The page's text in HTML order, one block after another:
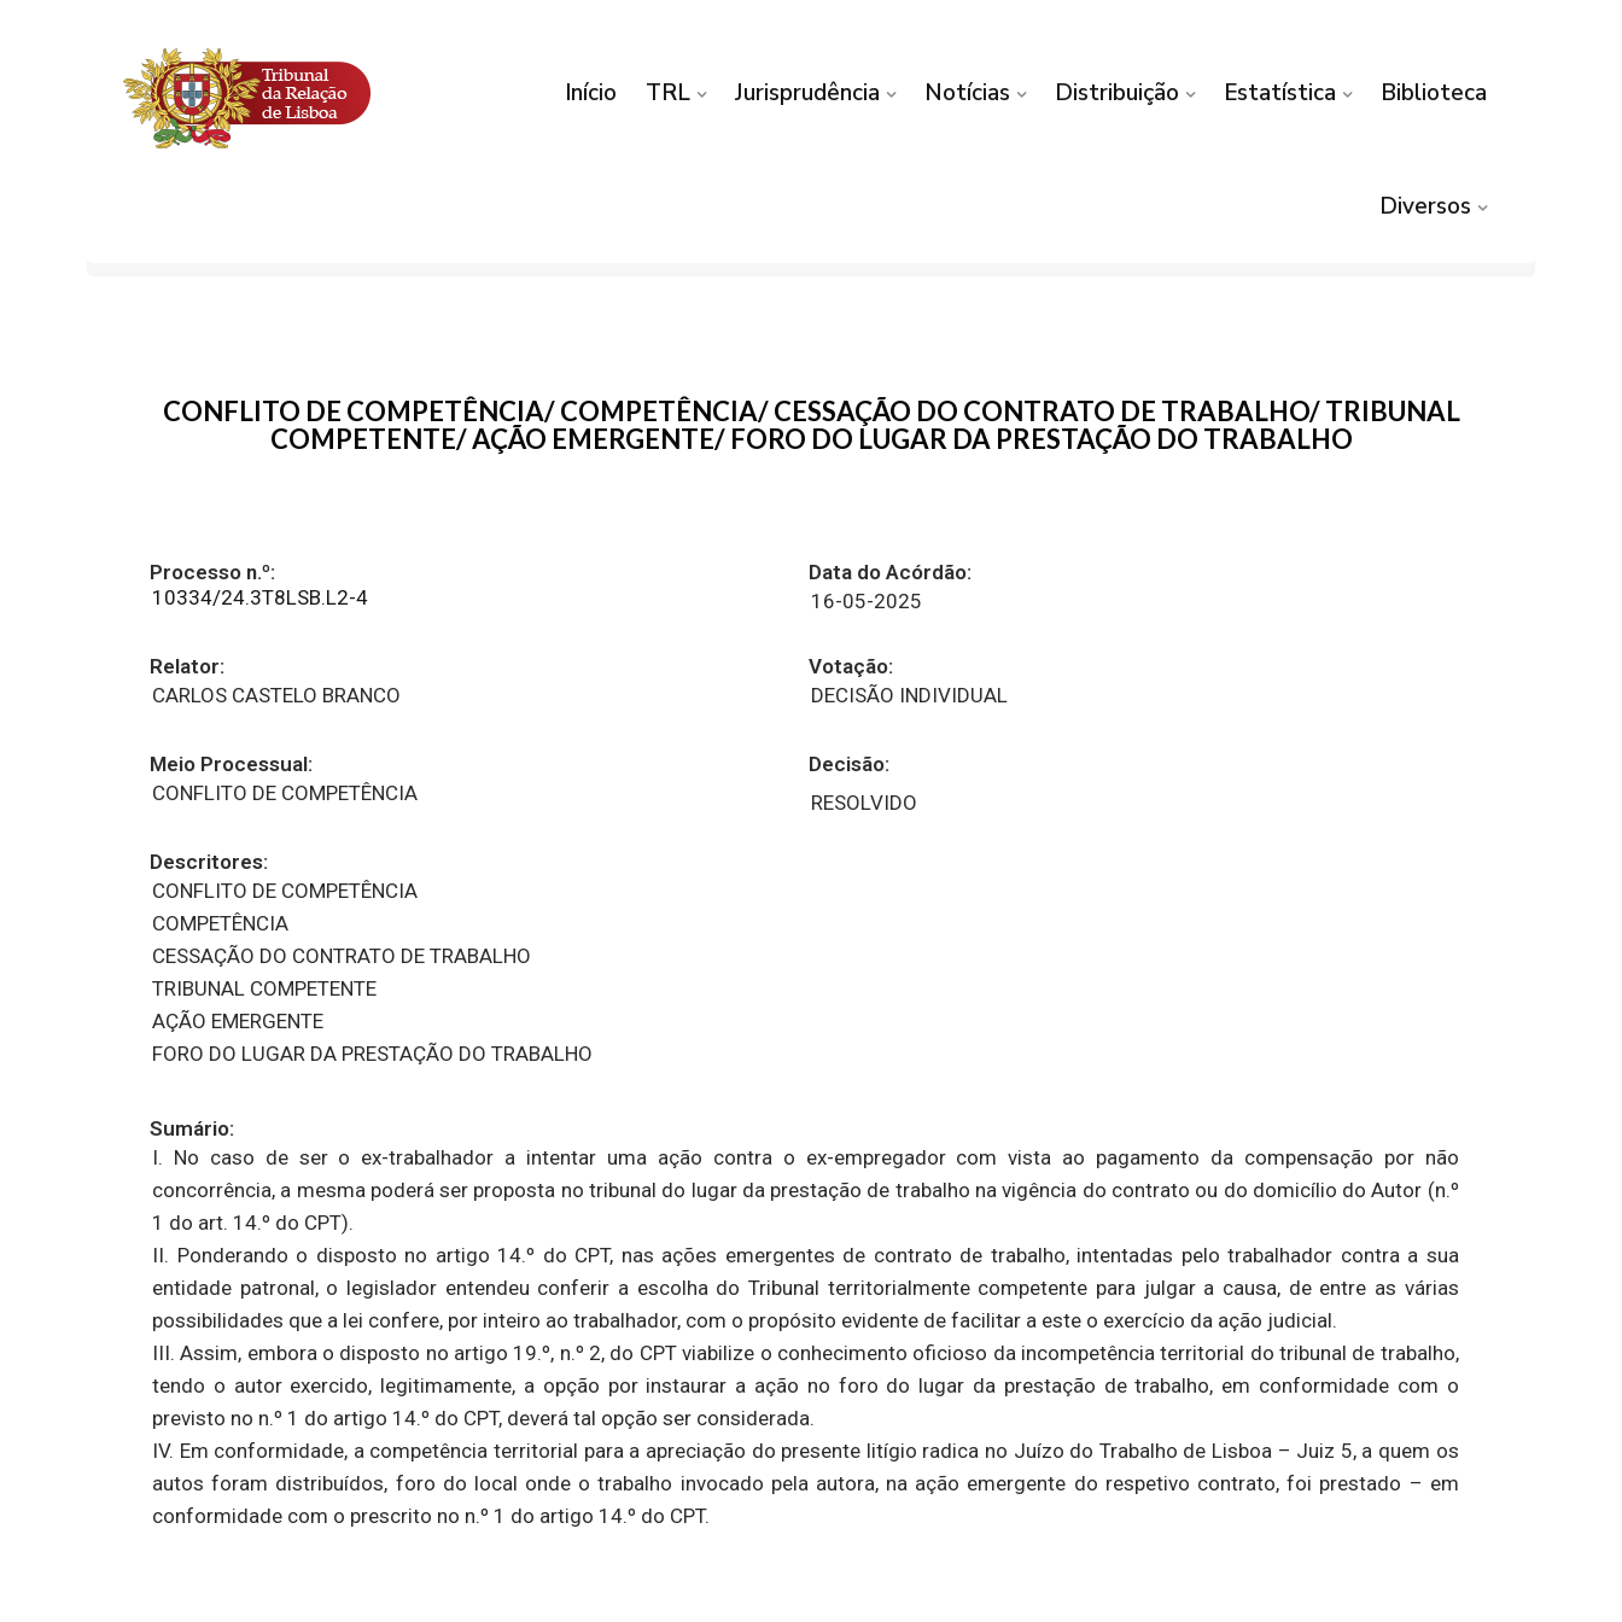
Início TRL Jurisprudência Notícias Distribuição Estatística Biblioteca
Diversos
CONFLITO DE COMPETÊNCIA/ COMPETÊNCIA/ CESSAÇÃO DO CONTRATO DE TRABALHO/ TRIBUNAL
COMPETENTE/ AÇÃO EMERGENTE/ FORO DO LUGAR DA PRESTAÇÃO DO TRABALHO
Processo n.º:
10334/24.3T8LSB.L2-4
Data do Acórdão:
16-05-2025
Relator:
CARLOS CASTELO BRANCO
Votação:
DECISÃO INDIVIDUAL
Meio Processual:
CONFLITO DE COMPETÊNCIA
Decisão:
RESOLVIDO
Descritores:
CONFLITO DE COMPETÊNCIA
COMPETÊNCIA
CESSAÇÃO DO CONTRATO DE TRABALHO
TRIBUNAL COMPETENTE
AÇÃO EMERGENTE
FORO DO LUGAR DA PRESTAÇÃO DO TRABALHO
Sumário:
I. No caso de ser o ex-trabalhador a intentar uma ação contra o ex-empregador com vista ao pagamento da compensação por não
concorrência, a mesma poderá ser proposta no tribunal do lugar da prestação de trabalho na vigência do contrato ou do domicílio do Autor (n.º
1 do art. 14.º do CPT).
II. Ponderando o disposto no artigo 14.º do CPT, nas ações emergentes de contrato de trabalho, intentadas pelo trabalhador contra a sua
entidade patronal, o legislador entendeu conferir a escolha do Tribunal territorialmente competente para julgar a causa, de entre as várias
possibilidades que a lei confere, por inteiro ao trabalhador, com o propósito evidente de facilitar a este o exercício da ação judicial.
III. Assim, embora o disposto no artigo 19.º, n.º 2, do CPT viabilize o conhecimento oficioso da incompetência territorial do tribunal de trabalho,
tendo o autor exercido, legitimamente, a opção por instaurar a ação no foro do lugar da prestação de trabalho, em conformidade com o
previsto no n.º 1 do artigo 14.º do CPT, deverá tal opção ser considerada.
IV. Em conformidade, a competência territorial para a apreciação do presente litígio radica no Juízo do Trabalho de Lisboa – Juiz 5, a quem os
autos foram distribuídos, foro do local onde o trabalho invocado pela autora, na ação emergente do respetivo contrato, foi prestado – em
conformidade com o prescrito no n.º 1 do artigo 14.º do CPT.